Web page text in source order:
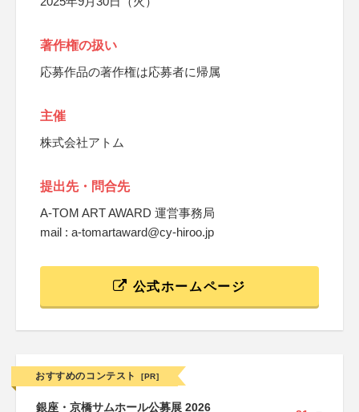
著作権の扱い
応募作品の著作権は応募者に帰属
主催
株式会社アトム
提出先・問合先
A-TOM ART AWARD 運営事務局
mail : a-tomartaward@cy-hiroo.jp
公式ホームページ
おすすめのコンテスト [PR]
銀座・京橋サムホール公募展 2026